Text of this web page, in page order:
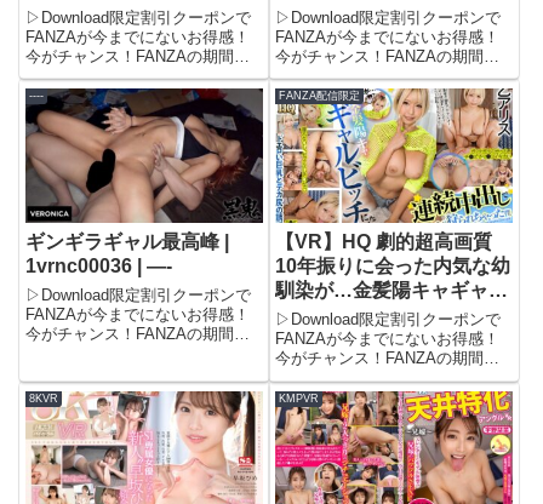
イトルSUPER BEST |
vrkm00721 | KMPVR
▷Download限定割引クーポンで
FANZAが今までにないお得感！
今がチャンス！FANZAの期間限
定500円OFFクーポンで、フル動
画が驚きの価格に！期間限定セー
ル品もさらに割引され、タダ同然
でお得に見られる！この機会をお
見逃しなく！＼今...
Fカップ美巨乳でパイズリ
されて我慢できずに挟射し
た後も淫乱エステ嬢に【精
子がカラッカラ】になるま
で中出ししまくった【極上
エステサロン！！ 】 高瀬
りな | h_1248kiwvr00193 |
極グループ
▷Download限定割引クーポンで
FANZAが今までにないお得感！
今がチャンス！FANZAの期間限
定500円OFFクーポンで、フル動
画が驚きの価格に！期間限定セー
ル品もさらに割引され、タダ同然
でお得に見られる！この機会をお
見逃しなく！＼今...
----
ギンギラギャル最高峰 |
1vrnc00036 | —-
▷Download限定割引クーポンで
FANZAが今までにないお得感！
今がチャンス！FANZAの期間限
ル品もさらに割引され、タダ同然
でお得に見られる！この機会をお
見逃しなく！＼今...
FANZA配信限定
【VR】HQ 劇的超高画質
10年振りに会った内気な幼
馴染が…金髪陽キャギャル
ビッチに！？ドエロい巨乳
とデカ尻の誘惑に連続中出
しでチ●ポ狩られちゃった
僕 乙アリス |
h_1127gopj00585 | GO
PROJECT
▷Download限定割引クーポンで
FANZAが今までにないお得感！
今がチャンス！FANZAの期間限
定500円OFFクーポンで、フル動
画が驚きの価格に！期間限定セー
ル品もさらに割引され、完全無料
やタダ同然でお得に見られる！こ
の機会をお見逃し...
8KVR KMPVR